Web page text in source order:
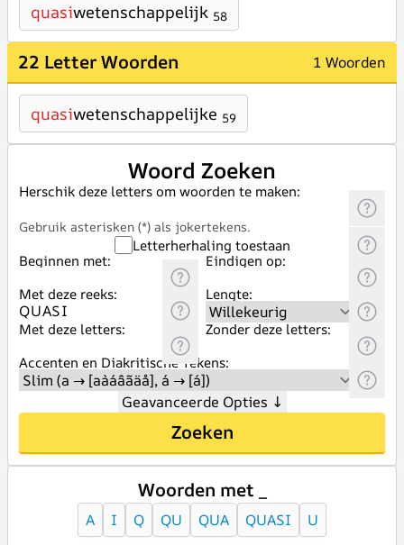
quasiwetenschappelijk 58
22 Letter Woorden 1 Woorden
quasiwetenschappelijke 59
Woord Zoeken
Herschik deze letters om woorden te maken:
Gebruik asterisken (*) als jokertekens.
Letterherhaling toestaan
Beginnen met:
Eindigen op:
Met deze reeks:
Lengte:
Met deze letters:
Zonder deze letters:
Accenten en Diakritische Tekens:
Geavanceerde Opties ↓
Zoeken
Woorden met _
A I Q QU QUA QUASI U